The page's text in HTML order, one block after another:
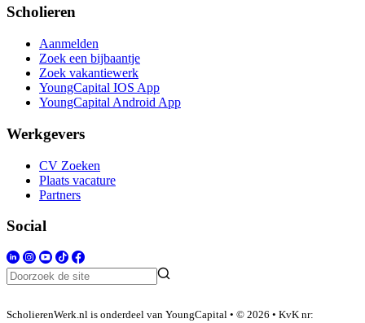
Scholieren
Aanmelden
Zoek een bijbaantje
Zoek vakantiewerk
YoungCapital IOS App
YoungCapital Android App
Werkgevers
CV Zoeken
Plaats vacature
Partners
Social
ScholierenWerk.nl is onderdeel van YoungCapital • © 2026 • KvK nr: